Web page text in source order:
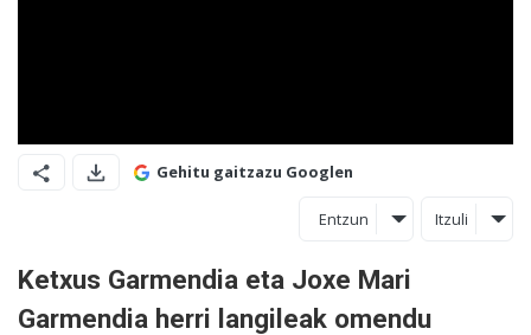
Gehitu gaitzazu Googlen
Entzun Itzuli
Ketxus Garmendia eta Joxe Mari
Garmendia herri langileak omendu